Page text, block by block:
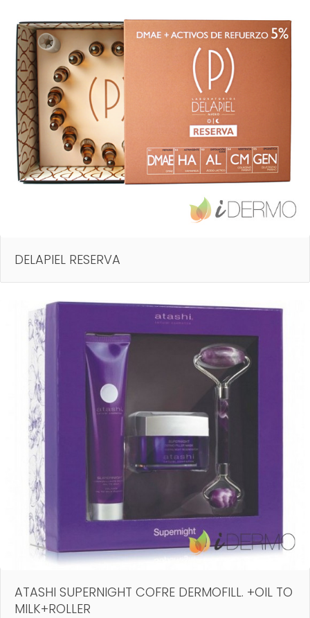
DELAPIEL RESERVA
ATASHI SUPERNIGHT COFRE DERMOFILL. +OIL TO
MILK+ROLLER